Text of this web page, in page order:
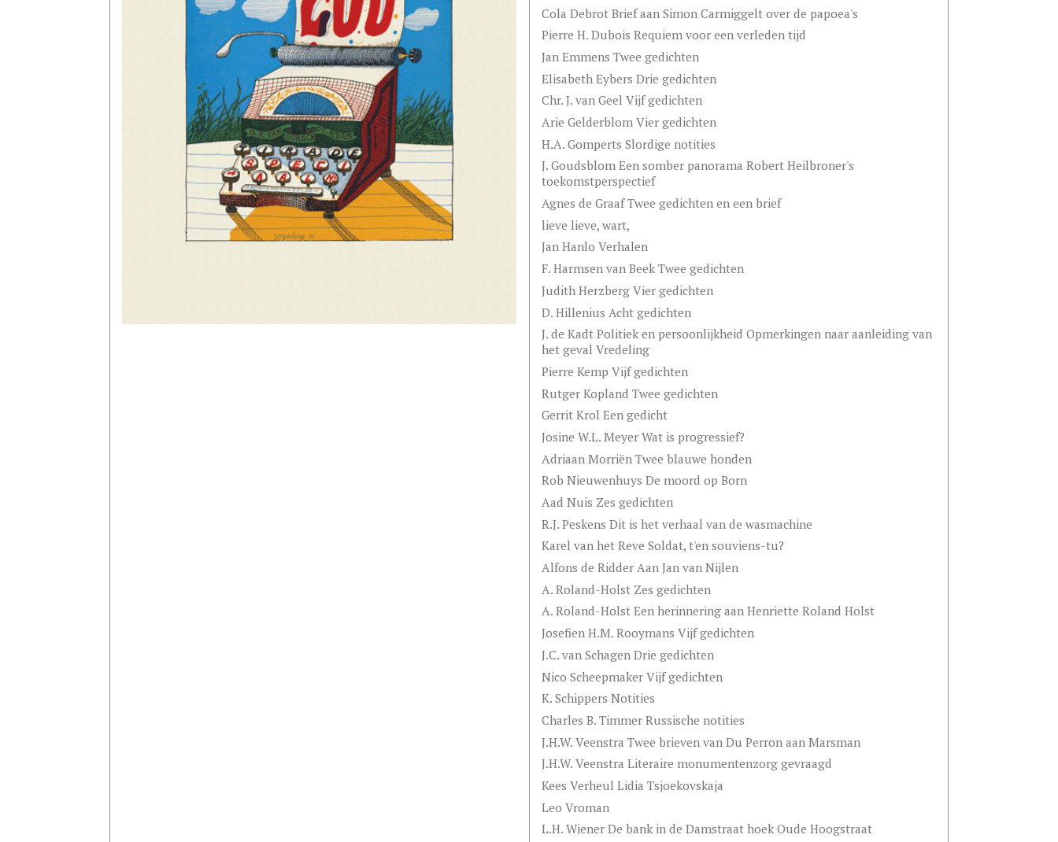
Cola Debrot Brief aan Simon Carmiggelt over de papoea's
Pierre H. Dubois Requiem voor een verleden tijd
Jan Emmens Twee gedichten
Elisabeth Eybers Drie gedichten
Chr. J. van Geel Vijf gedichten
Arie Gelderblom Vier gedichten
H.A. Gomperts Slordige notities
J. Goudsblom Een somber panorama Robert Heilbroner's
toekomstperspectief
Agnes de Graaf Twee gedichten en een brief
lieve lieve, wart,
Jan Hanlo Verhalen
F. Harmsen van Beek Twee gedichten
Judith Herzberg Vier gedichten
D. Hillenius Acht gedichten
J. de Kadt Politiek en persoonlijkheid Opmerkingen naar aanleiding van
het geval Vredeling
Pierre Kemp Vijf gedichten
Rutger Kopland Twee gedichten
Gerrit Krol Een gedicht
Josine W.L. Meyer Wat is progressief?
Adriaan Morriën Twee blauwe honden
Rob Nieuwenhuys De moord op Born
Aad Nuis Zes gedichten
R.J. Peskens Dit is het verhaal van de wasmachine
Karel van het Reve Soldat, t'en souviens-tu?
Alfons de Ridder Aan Jan van Nijlen
A. Roland-Holst Zes gedichten
A. Roland-Holst Een herinnering aan Henriette Roland Holst
Josefien H.M. Rooymans Vijf gedichten
J.C. van Schagen Drie gedichten
Nico Scheepmaker Vijf gedichten
K. Schippers Notities
Charles B. Timmer Russische notities
J.H.W. Veenstra Twee brieven van Du Perron aan Marsman
J.H.W. Veenstra Literaire monumentenzorg gevraagd
Kees Verheul Lidia Tsjoekovskaja
Leo Vroman
L.H. Wiener De bank in de Damstraat hoek Oude Hoogstraat